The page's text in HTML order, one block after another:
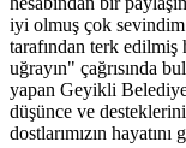
iyi olmuş çok sevindim
tarafından terk
uğrayın" çağrısında
yapan Geyikli
düşünce ve
dostlarımızın